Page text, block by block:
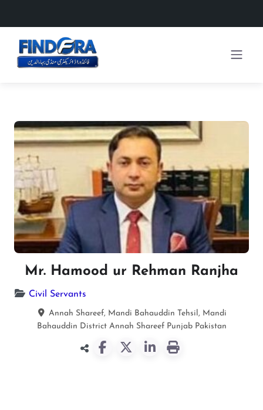
Mr. Hamood ur Rehman Ranjha
Civil Servants
Annah Shareef, Mandi Bahauddin Tehsil, Mandi
Bahauddin District Annah Shareef Punjab Pakistan